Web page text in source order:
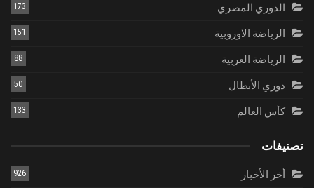
الدوري المصري 173
الرياضة الاوروبية 151
الرياضة العربية 88
دوري الأبطال 50
كأس العالم 133
تصنيفات
أخر الأخبار 926